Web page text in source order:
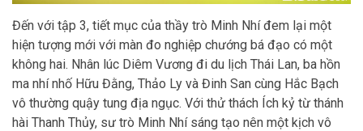
Đến với tập 3, tiết mục của thầy trò Minh Nhí đem lại một
hiện tượng mới với màn đo nghiệp chướng bá đạo có một
không hai. Nhân lúc Diêm Vương đi du lịch Thái Lan, ba hồn
ma nhí nhố Hữu Đằng, Thảo Ly và Đinh San cùng Hắc Bạch
vô thường quậy tung địa ngục. Với thử thách Ích kỷ từ thánh
hài Thanh Thủy, sư trò Minh Nhí sáng tạo nên một kịch vô